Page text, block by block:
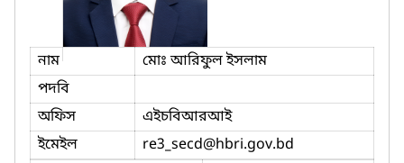
নাম
মোঃ আরিফুল ইসলাম
পদবি
অফিস
এইচবিআরআই
ইমেইল
re3_secd@hbri.gov.bd